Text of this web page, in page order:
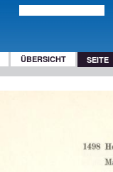
ÜBERSICHT SEITE